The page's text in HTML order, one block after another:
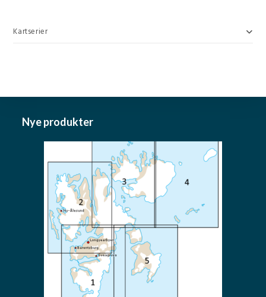
Kartserier
Nye produkter